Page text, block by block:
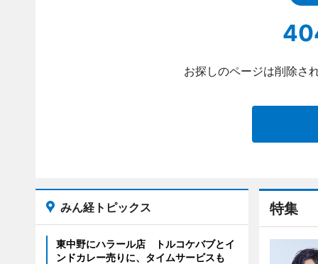
お探しのページは削除さ
特集
みん経トピックス
東中野にハラール店 トルコケバブとイ
ンドカレー売りに、タイムサービスも